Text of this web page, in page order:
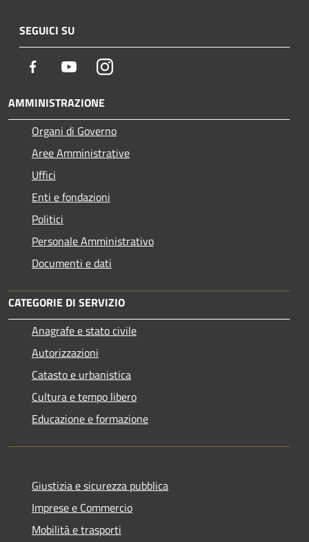
SEGUICI SU
Facebook YoutubeInstagram
AMMINISTRAZIONE
Organi di Governo
Aree Amministrative
Uffici
Enti e fondazioni
Politici
Personale Amministrativo
Documenti e dati
CATEGORIE DI SERVIZIO
Anagrafe e stato civile
Autorizzazioni
Catasto e urbanistica
Cultura e tempo libero
Educazione e formazione
Giustizia e sicurezza pubblica
Imprese e Commercio
Mobilità e trasporti